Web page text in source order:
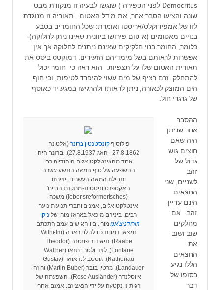
Democritus לפני הספירה ) שנגשו לבעיה זו מנקודת מבט
שונה והציעו הסבר אחר, את מודל האטום . תאוריה זו מנוגדת
לזו של אמפידוקלס/אריסטו ואומרת: שכל החומרים בטבע
בנויים מאטומים (א-טום פירושו ביוונית שאינו ניתן לחלוקה)-
כלומר, החומר בנוי חלקיקים שאינם ניתנים לחלוקה אך אין
אפשרות לראותם בשל מימדיהם הזעירים. דמוקטס ביסס את
תאורית האטום שלו על תצפיות. הוא ראה כי חומר יכול
להתחלק: זרם רציף של מים עשוי להיפרד לטיפות, וכי חוף
הים המוצק לכאורה, ניתן לראותו ולהרגישו במגע יד כאוסף
של גרגרי חול.
פילוסוףקונסטנטין ברונר (אלטונה
27.8.1862– האג 27.8.1937),
ברונר היה
אחד מהאינטלקטואלים היהודיים רבי
ההשפעה של סוף המאה התשע עשרה
ותחילת המאה העשרים. יצירתו
האקספרסיוניסטית-'מתקנת החיים'
(lebensreformerisches) משכה
אינטלקטואלים, אמנים וחברי תנועות נוער
רבים, ביניהם מיכאל באראז מורו של ניקו
הורודניצ'אנו מורי. בין האישים עמם התכתב
נמצאו דמויות כווילהלם ראבה (Wilhelm
Raabe) ותיאודור פונטנה (Theodor
Fontane), לצד ולטר רתנאו (Walther
Rathenau), גוסטב לנדאואר (Gustav
Landauer), מרטין בובר (Martin Buber) ורוזה
אווסלנדר (Rose Ausländer). השפעתה של
הגות זו נקטעה על ידי הנאציזם. אמנם אחרי
ההסבר
אחר שניתן
היה שאם
חוצים גוש
גדול של
זהב
לשניים, שני
החצאים
הינם עדיין
זהב. אם
מחלקים
שוב ושוב
את
החצאים
הללו נגיע
בסופו של
דבר